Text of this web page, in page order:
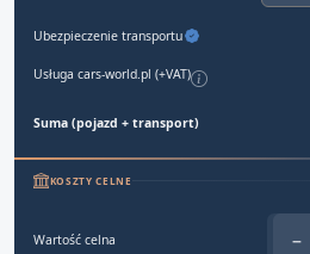
Ubezpieczenie transportu
Usługa cars-world.pl (+VAT)
Suma (pojazd + transport)
KOSZTY CELNE
Wartość celna −